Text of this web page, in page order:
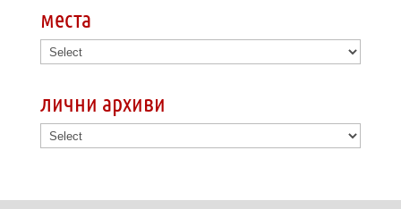
места
лични архиви